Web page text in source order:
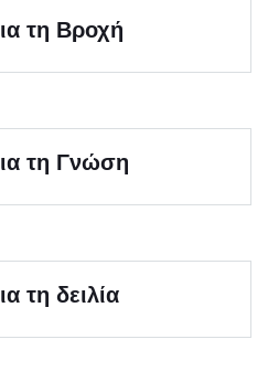
τη Βροχή
τη Γνώση
τη δειλία